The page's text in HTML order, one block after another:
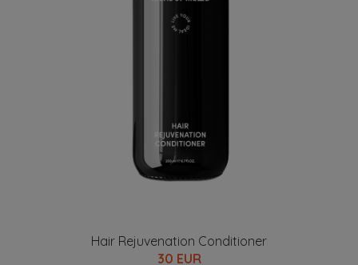
Hair Rejuvenation Conditioner
30 EUR